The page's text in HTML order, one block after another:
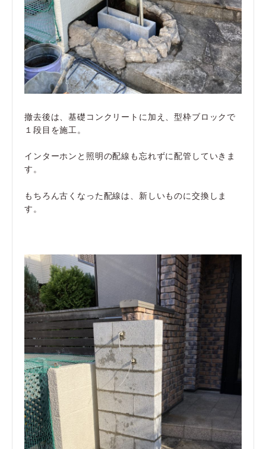
撤去後は、基礎コンクリートに加え、型枠ブロックで
１段目を施工。
インターホンと照明の配線も忘れずに配管していきま
す。
もちろん古くなった配線は、新しいものに交換しま
す。